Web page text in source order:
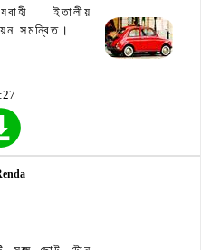
ইতালীয়
সমন্বিত।.